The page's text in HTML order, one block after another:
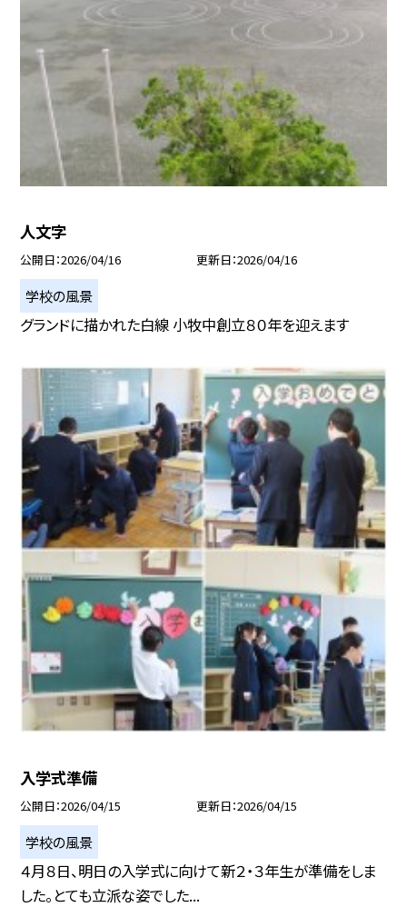
人文字
公開日 2026/04/16 更新日 2026/04/16
学校の風景
グランドに描かれた白線 小牧中創立８０年を迎えます
入学式準備
公開日 2026/04/15 更新日 2026/04/15
学校の風景
４月８日、明日の入学式に向けて新２・３年生が準備をしま
した。とても立派な姿でした...